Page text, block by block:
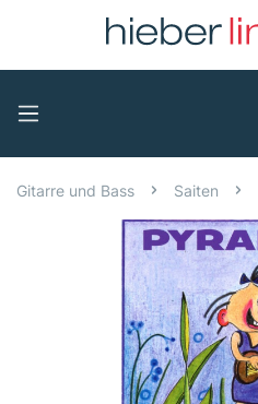
Gitarre und Bass Saiten